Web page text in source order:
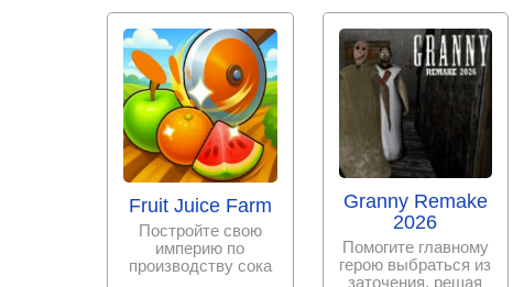
Fruit Juice Farm
Постройте свою
империю по
производству сока
Granny Remake
2026
Помогите главному
герою выбраться из
заточения, решая